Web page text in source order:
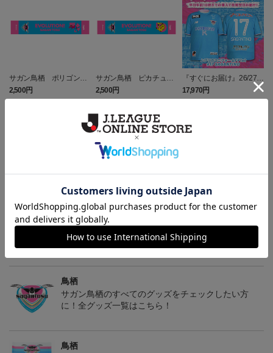
サガン鳥栖 ポリゴンZ
タオルマフラー
2,500円
サガン鳥栖 ピカチュウ
タオルマフラー
2,500円
『すぐにお届け』26/27レ
プリカユニフォームFP1st
No.17 SAGANTINO
17,970円
鳥栖
鳥栖
サガン鳥栖のすべてのグッズをチェックしたい方
に！全グッズ一覧はこちら！
鳥栖